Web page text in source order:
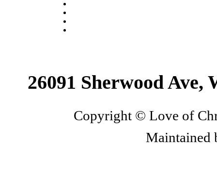
26091 Sherwood Ave,
Copyright © Love of
Maintained